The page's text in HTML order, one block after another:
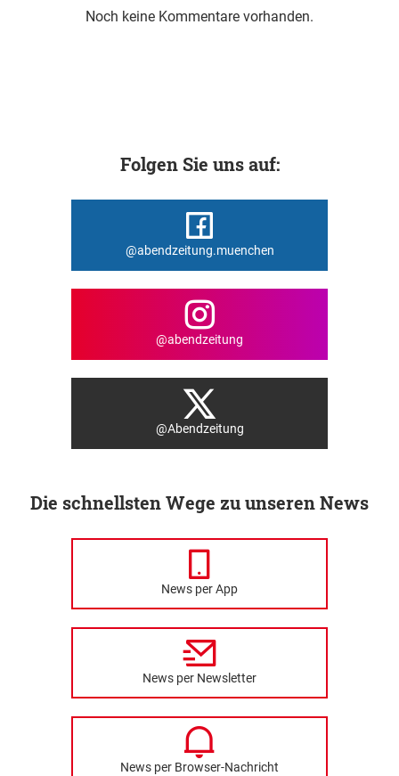
Noch keine Kommentare vorhanden.
Folgen Sie uns auf:
@abendzeitung.muenchen
@abendzeitung
@Abendzeitung
Die schnellsten Wege zu unseren News
News per App
News per Newsletter
News per Browser-Nachricht